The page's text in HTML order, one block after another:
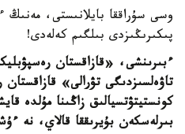
وسى سۇراققا بايلانىستى،
پىكىرىڭىزدى بىلگىم كەلەدى!
ءبىرىنشى، «قازاقستان
تاۋەلسىزدىگى تۋرالى»
كونستيتۋتسيالىق زاڭىنا مۇلدە
بىرلەسكەن بۇيرىققا قالاي، نە